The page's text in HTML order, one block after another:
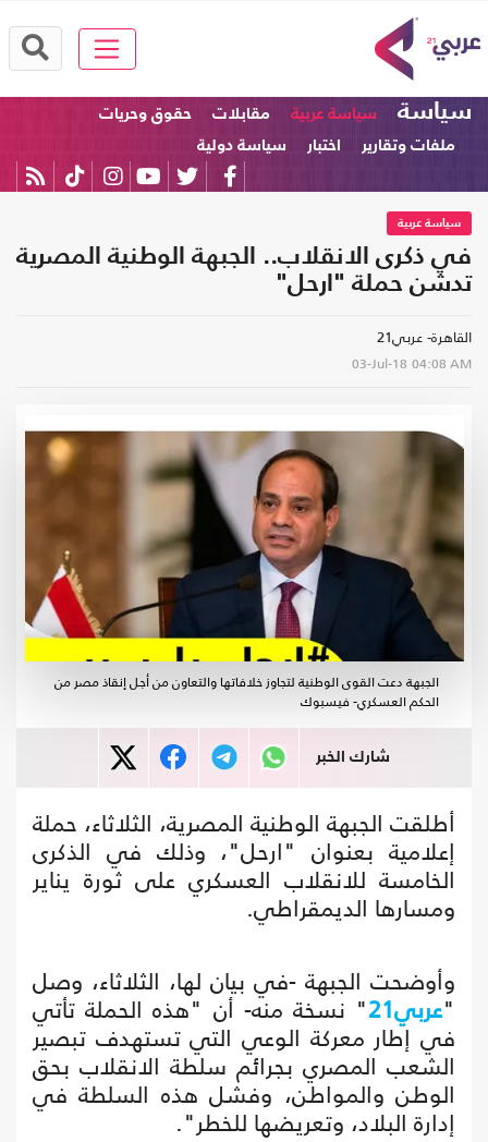
سياسة سياسة عربية مقابلات
حقوق وحريات
ملفات وتقارير
اختبار سياسة دولية
سياسة عربية
في ذكرى الانقلاب.. الجبهة الوطنية المصرية
تدشن حملة "ارحل"
القاهرة- عربي21
03-Jul-18 04:08 AM
الجبهة دعت القوى الوطنية لتجاوز خلافاتها والتعاون من أجل إنقاذ مصر من
الحكم العسكري- فيسبوك
شارك الخبر
أطلقت الجبهة الوطنية المصرية، الثلاثاء، حملة
إعلامية بعنوان "ارحل"، وذلك في الذكرى
الخامسة للانقلاب العسكري على ثورة يناير
ومسارها الديمقراطي.
وأوضحت الجبهة -في بيان لها، الثلاثاء، وصل
"عربي21 " نسخة منه- أن "هذه الحملة تأتي
في إطار معركة الوعي التي تستهدف تبصير
الشعب المصري بجرائم سلطة الانقلاب بحق
الوطن والمواطن، وفشل هذه السلطة في
إدارة البلاد، وتعريضها للخطر".